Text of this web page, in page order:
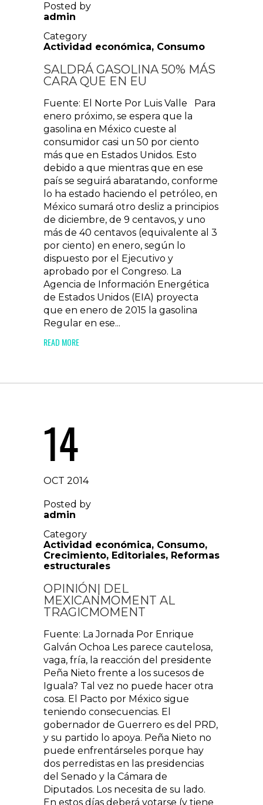
Posted by
admin
Category
Actividad económica, Consumo
SALDRÁ GASOLINA 50% MÁS
CARA QUE EN EU
Fuente: El Norte Por Luis Valle Para
enero próximo, se espera que la
gasolina en México cueste al
consumidor casi un 50 por ciento
más que en Estados Unidos. Esto
debido a que mientras que en ese
país se seguirá abaratando, conforme
lo ha estado haciendo el petróleo, en
México sumará otro desliz a principios
de diciembre, de 9 centavos, y uno
más de 40 centavos (equivalente al 3
por ciento) en enero, según lo
dispuesto por el Ejecutivo y
aprobado por el Congreso. La
Agencia de Información Energética
de Estados Unidos (EIA) proyecta
que en enero de 2015 la gasolina
Regular en ese...
READ MORE
14
OCT 2014
Posted by
admin
Category
Actividad económica, Consumo,
Crecimiento, Editoriales, Reformas
estructurales
OPINIÓN| DEL
MEXICANMOMENT AL
TRAGICMOMENT
Fuente: La Jornada Por Enrique
Galván Ochoa Les parece cautelosa,
vaga, fría, la reacción del presidente
Peña Nieto frente a los sucesos de
Iguala? Tal vez no puede hacer otra
cosa. El Pacto por México sigue
teniendo consecuencias. El
gobernador de Guerrero es del PRD,
y su partido lo apoya. Peña Nieto no
puede enfrentárseles porque hay
dos perredistas en las presidencias
del Senado y la Cámara de
Diputados. Los necesita de su lado.
En estos días deberá votarse (y tiene